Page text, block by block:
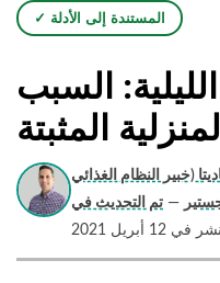
✓ المستندة إلى الأدلة
السبب
المثبتة
(خبير النظام الغذائي
—
نشر في 12 أبريل 2021